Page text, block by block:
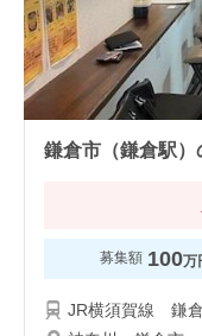
鎌倉市（鎌倉駅）
募集額 100万